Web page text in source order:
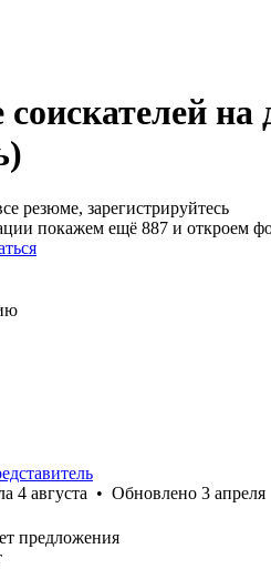
резюме, зарегистрируйтесь
покажем ещё 887 и откроем
4 августа • Обновлено 3 апреля
предложения